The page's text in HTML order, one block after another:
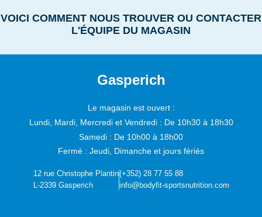
VOICI COMMENT NOUS TROUVER OU CONTACTER
L'ÉQUIPE DU MAGASIN
Gasperich
Le magasin est ouvert :
Lundi, Mardi, Mercredi et Vendredi : De 10h30 à 18h30
Samedi : De 10h00 à 18h00
Fermé : Jeudi, Dimanche et jours fériés
12 rue Christophe Plantin
L-2339 Gasperich
(+352) 28 77 55 88
info@bodyfit-sportsnutrition.com